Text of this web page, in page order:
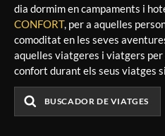
dia dormim en campaments i
CONFORT, per a aquelles
comoditat en les seves
aquelles viatgeres i viatgers
confort durant els seus viatges
BUSCADOR DE VIATGES